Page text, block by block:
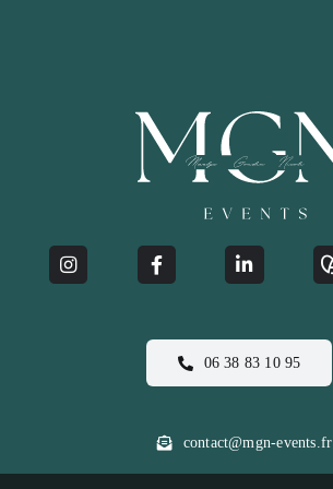
06 38 83 10 95
contact@mgn-events.fr